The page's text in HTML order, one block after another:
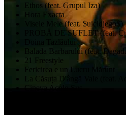
Ethos (feat. Grupul Iza)
Hora Exacta
Visele Mele (feat. $uicidjego$)
PROBĂ DE SUFLET (feat.
Balada Barbarului (feat.
21 Freestyle
Fericirea e un Lucru Mărunt
La Căsuța D'ângă Vale (feat.
Cineva Acolo Sus